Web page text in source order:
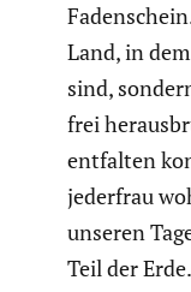
Land, in
sind,
frei
entfalten
jederfrau
unseren
Teil der